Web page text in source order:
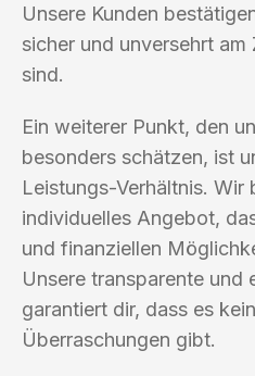
Unsere Kunden
sicher und unversehrt
sind.
Ein weiterer Punkt, den
besonders schätzen, ist
Leistungs-Verhältnis. Wir
individuelles Angebot,
und finanziellen
Unsere transparente und
garantiert dir, dass es
Überraschungen gibt.